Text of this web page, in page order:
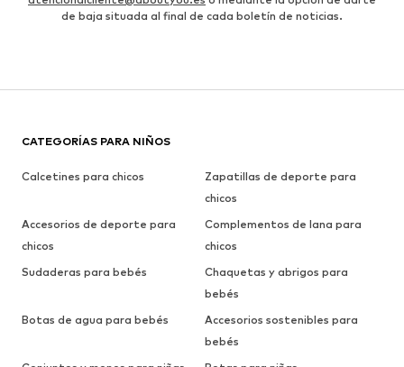
de baja situada al final de cada boletín de noticias.
CATEGORÍAS PARA NIÑOS
Calcetines para chicos
Zapatillas de deporte para
chicos
Accesorios de deporte para
chicos
Complementos de lana para
chicos
Sudaderas para bebés
Chaquetas y abrigos para
bebés
Botas de agua para bebés
Accesorios sostenibles para
bebés